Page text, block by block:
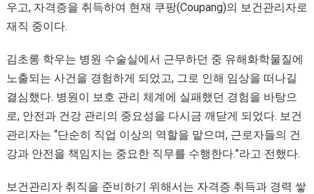
우고, 자격증을 취득하여 현재 쿠팡(Coupang)의 보건관리자로
재직 중이다.
김초롱 학우는 병원 수술실에서 근무하던 중 유해화학물질에
노출되는 사건을 경험하게 되었고, 그로 인해 임상을 떠나길
결심했다. 병원이 보호 관리 체계에 실패했던 경험을 바탕으
로, 안전과 건강 관리의 중요성을 다시금 깨닫게 되었다. 보건
관리자는 “단순히 직업 이상의 역할을 맡으며, 근로자들의 건
강과 안전을 책임지는 중요한 직무를 수행한다.”라고 전했다.
보건관리자 취직을 준비하기 위해서는 자격증 취득과 경력 쌓